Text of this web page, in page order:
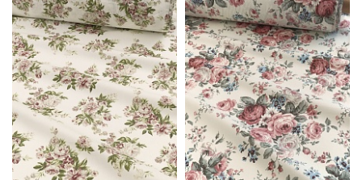
Секретная рассылка от Купава
Мы публикуем здесь дополнительные
промокоды и скидки до 30% на узкие
категории тканей